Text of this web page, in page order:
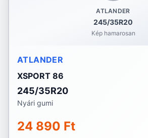
ATLANDER
245/35R20
Kép hamarosan
ATLANDER
XSPORT 86
245/35R20
Nyári gumi
24 890 Ft